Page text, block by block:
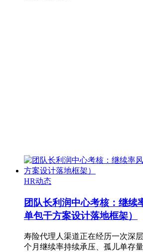
HR动态
团队长利润中心考核：继续
单包干方案设计落地框架）
寿险代理人渠道正在经历一次深
个月继续率持续承压、孤儿单存